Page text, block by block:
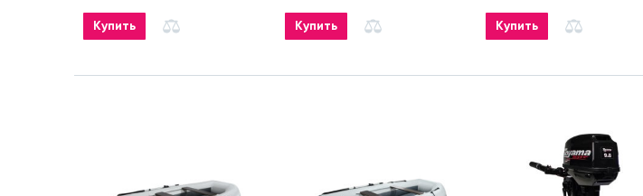
Купить Купить Купить